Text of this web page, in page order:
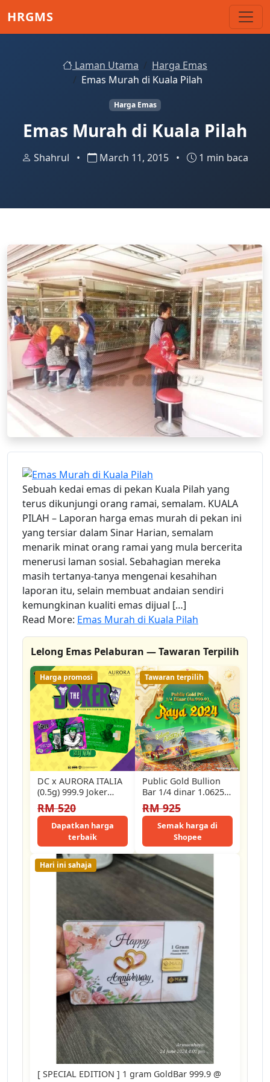
HRGMS
Laman Utama
Harga Emas
Emas Murah di Kuala Pilah
Harga Emas
Emas Murah di Kuala Pilah
Shahrul • March 11, 2015 • 1 min baca
Sebuah kedai emas di pekan Kuala Pilah yang
terus dikunjungi orang ramai, semalam. KUALA
PILAH – Laporan harga emas murah di pekan ini
yang tersiar dalam Sinar Harian, semalam
menarik minat orang ramai yang mula bercerita
menerusi laman sosial. Sebahagian mereka
masih tertanya-tanya mengenai kesahihan
laporan itu, selain membuat andaian sendiri
kemungkinan kualiti emas dijual […]
Read More: Emas Murah di Kuala Pilah
Lelong Emas Pelaburan — Tawaran Terpilih
Harga promosi
DC x AURORA ITALIA
(0.5g) 999.9 Joker
Limited Edition Gold
Bar 哥谭市小丑限量版
黄金卡
RM 520
Dapatkan harga
terbaik
Tawaran terpilih
Public Gold Bullion
Bar 1/4 dinar 1.0625g
(Au 999.9) - Raya 2024
RM 925
Semak harga di
Shopee
Hari ini sahaja
[ SPECIAL EDITION ] 1 gram GoldBar 999.9 @